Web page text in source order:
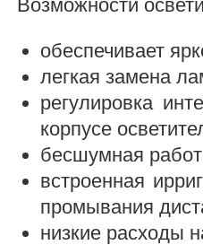
Возможности
обеспечивает
легкая замена
регулировка
корпусе
бесшумная
встроенная
промывания
низкие расходы